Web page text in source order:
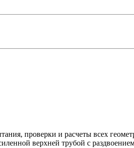
проверки и расчеты всех
верхней трубой с